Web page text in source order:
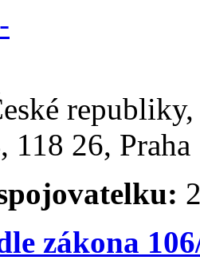
118 26,
zákona